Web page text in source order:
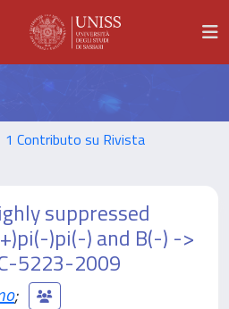
1 Contributo su Rivista
suppressed
)pi(-) and B(-) ->
5223-2009
;